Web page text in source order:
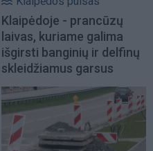
Klaipėdoje - prancūzų
laivas, kuriame galima
išgirsti banginių ir delfinų
skleidžiamus garsus